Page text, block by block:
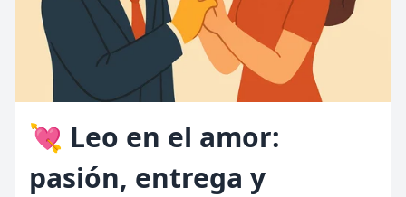
💘 Leo en el amor:
pasión, entrega y